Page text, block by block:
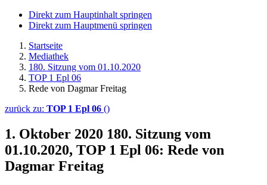
Direkt zum Hauptinhalt springen
Direkt zum Hauptmenü springen
Startseite
Mediathek
180. Sitzung vom 01.10.2020
TOP 1 Epl 06
Rede von Dagmar Freitag
zurück zu: TOP 1 Epl 06 ()
1. Oktober 2020 180. Sitzung vom
01.10.2020, TOP 1 Epl 06: Rede von
Dagmar Freitag